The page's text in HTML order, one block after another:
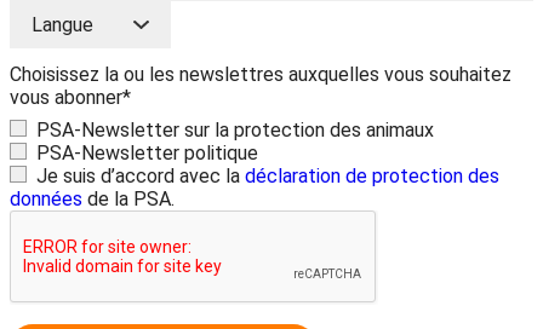
Choisissez la ou les newslettres auxquelles vous souhaitez
vous abonner*
PSA-Newsletter sur la protection des animaux
PSA-Newsletter politique
Je suis d’accord avec la déclaration de protection des
données de la PSA.